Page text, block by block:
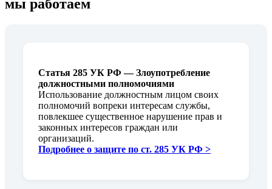
мы работаем
Статья 285 УК РФ — Злоупотребление
должностными полномочиями
Использование должностным лицом своих
полномочий вопреки интересам службы,
повлекшее существенное нарушение прав и
законных интересов граждан или
организаций.
Подробнее о защите по ст. 285 УК РФ >